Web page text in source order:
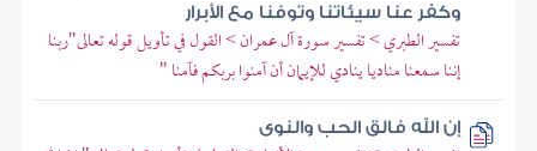
وكفر عنا سيئاتنا وتوفنا مع الأبرار
تفسير الطبري > تفسير سورة آل عمران > القول في تأويل قوله تعالى"ربنا
إننا سمعنا مناديا ينادي للإيمان أن آمنوا بربكم فآمنا "
إن الله فالق الحب والنوى